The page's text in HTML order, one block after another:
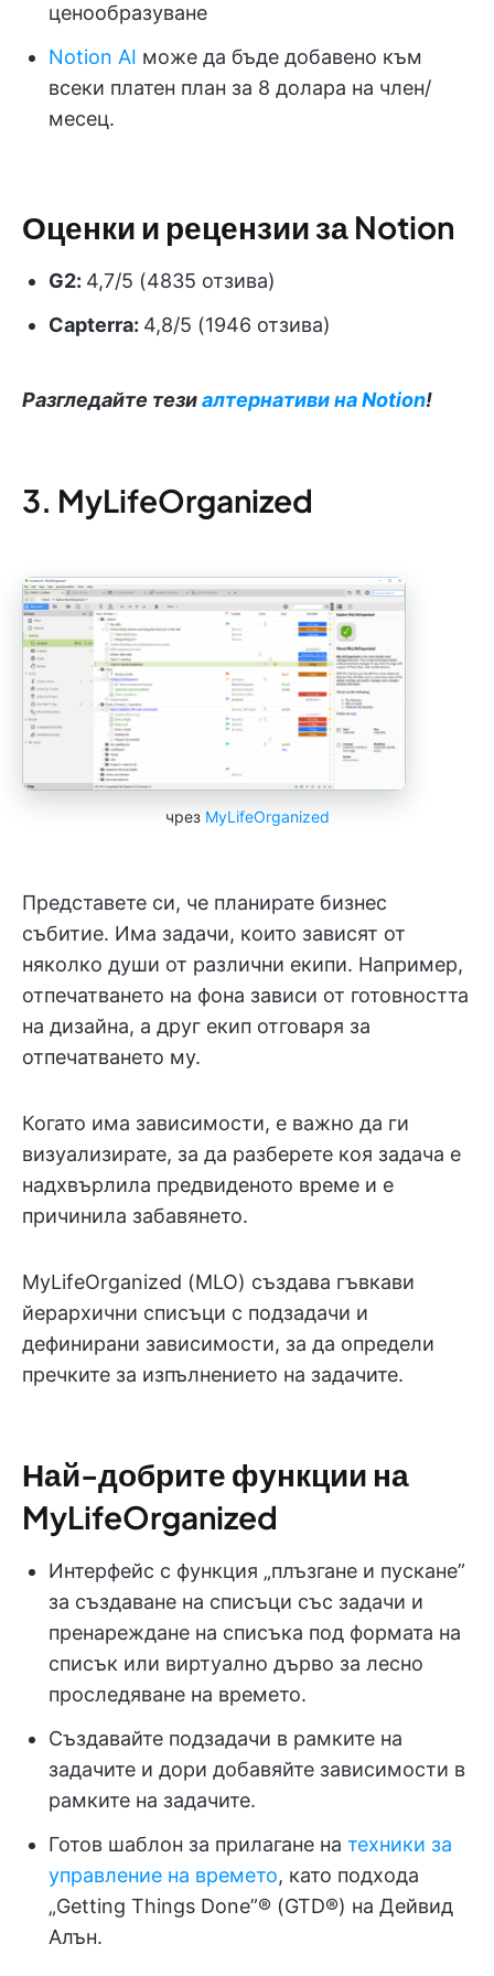
ценообразуване
Notion AI може да бъде добавено към
всеки платен план за 8 долара на член/
месец.
Оценки и рецензии за Notion
G2: 4,7/5 (4835 отзива)
Capterra: 4,8/5 (1946 отзива)
Разгледайте тезиалтернативи на Notion!
3. MyLifeOrganized
чрез MyLifeOrganized
Представете си, че планирате бизнес
събитие. Има задачи, които зависят от
няколко души от различни екипи. Например,
отпечатването на фона зависи от готовността
на дизайна, а друг екип отговаря за
отпечатването му.
Когато има зависимости, е важно да ги
визуализирате, за да разберете коя задача е
надхвърлила предвиденото време и е
причинила забавянето.
MyLifeOrganized (MLO) създава гъвкави
йерархични списъци с подзадачи и
дефинирани зависимости, за да определи
пречките за изпълнението на задачите.
Най-добрите функции на
MyLifeOrganized
Интерфейс с функция „плъзгане и пускане”
за създаване на списъци със задачи и
пренареждане на списъка под формата на
списък или виртуално дърво за лесно
проследяване на времето.
Създавайте подзадачи в рамките на
задачите и дори добавяйте зависимости в
рамките на задачите.
Готов шаблон за прилагане на техники за
управление на времето, като подхода
„Getting Things Done”® (GTD®) на Дейвид
Алън.